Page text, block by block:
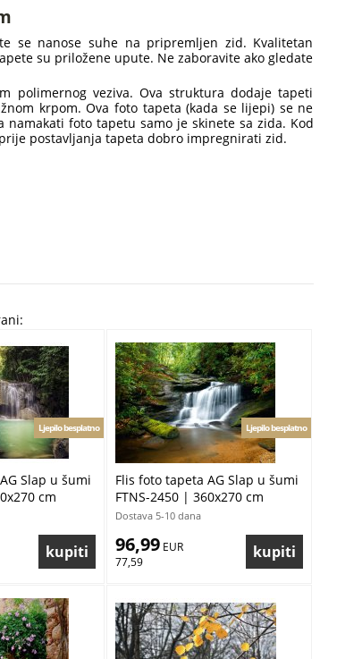
se nanose suhe na pripremljen zid. Kvalitetan
su priložene upute. Ne zaboravite ako gledate
polimernog veziva. Ova struktura dodaje tapeti
krpom. Ova foto tapeta (kada se lijepi) se ne
foto tapetu samo je skinete sa zida. Kod
postavljanja tapeta dobro impregnirati zid.
Slap u šumi
cm
Ljepilo besplatno
Flis foto tapeta AG Slap u šumi
FTNS-2450 | 360x270 cm
Ljepilo besplatno
Dostava 5-10 dana
96,99 EUR
77,59